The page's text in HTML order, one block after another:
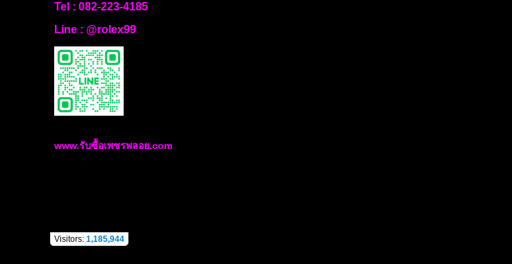
Tel : 082-223-4185
Line : @rolex99
www.รับซื้อเพชรพลอย.com
Visitors: 1,185,944